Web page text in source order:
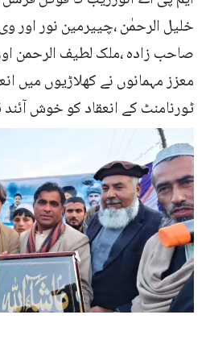
خلیل الرحمٰن ،چییرمین نور اور
صاحب زادہ ،ملک لطیف الرحمن
معزز مہمانوں نے کھلاڑیوں میں
ٹورنامنٹ کے انعقاد کو خوش آئند